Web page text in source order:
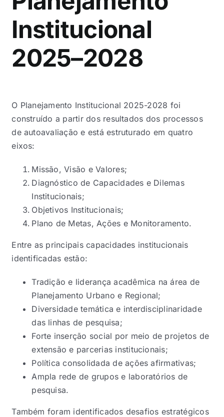
Institucional
2025–2028
O Planejamento Institucional 2025-2028 foi
construído a partir dos resultados dos processos
de autoavaliação e está estruturado em quatro
eixos:
Missão, Visão e Valores;
Diagnóstico de Capacidades e Dilemas
Institucionais;
Objetivos Institucionais;
Plano de Metas, Ações e Monitoramento.
Entre as principais capacidades institucionais
identificadas estão:
Tradição e liderança acadêmica na área de
Planejamento Urbano e Regional;
Diversidade temática e interdisciplinaridade
das linhas de pesquisa;
Forte inserção social por meio de projetos de
extensão e parcerias institucionais;
Política consolidada de ações afirmativas;
Ampla rede de grupos e laboratórios de
pesquisa.
Também foram identificados desafios estratégicos